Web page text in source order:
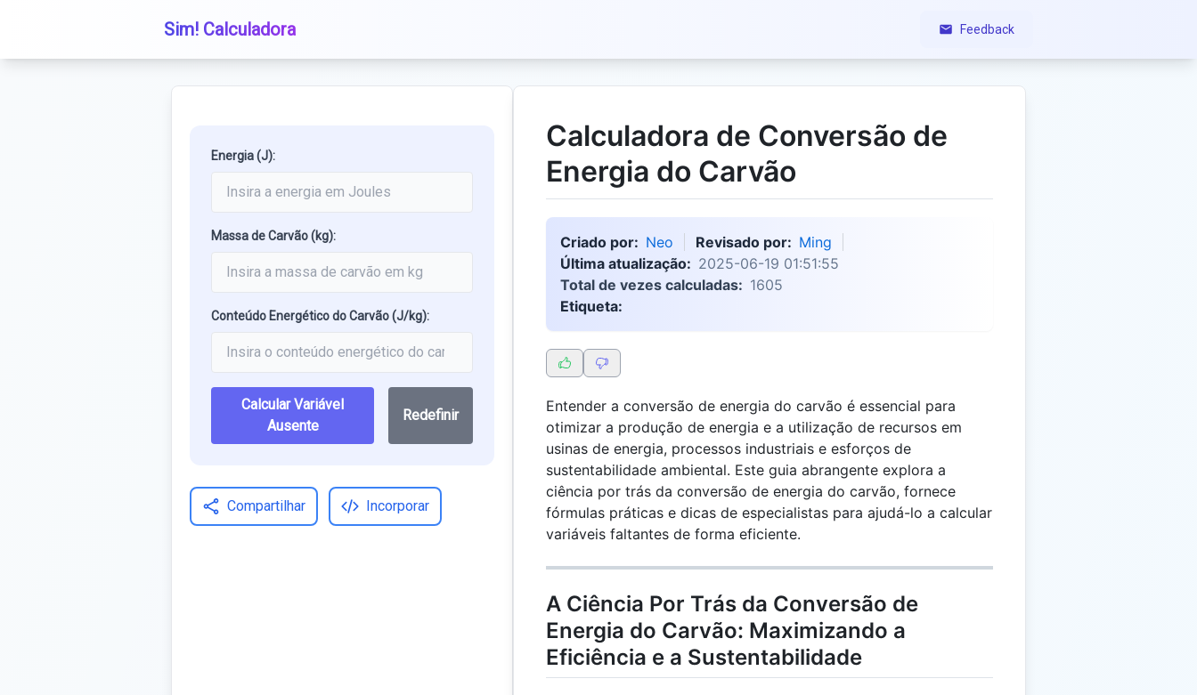
Sim! Calculadora Feedback
Energia (J):
Massa de Carvão (kg):
Conteúdo Energético do Carvão (J/kg):
Calcular Variável
Ausente
Redefinir
Compartilhar Incorporar
Calculadora de Conversão de
Energia do Carvão
Criado por: Neo Revisado por: Ming
Última atualização: 2025-06-19 01:51:55
Total de vezes calculadas: 1605
Etiqueta:
Entender a conversão de energia do carvão é essencial para
otimizar a produção de energia e a utilização de recursos em
usinas de energia, processos industriais e esforços de
sustentabilidade ambiental. Este guia abrangente explora a
ciência por trás da conversão de energia do carvão, fornece
fórmulas práticas e dicas de especialistas para ajudá-lo a calcular
variáveis ​​faltantes de forma eficiente.
A Ciência Por Trás da Conversão de
Energia do Carvão: Maximizando a
Eficiência e a Sustentabilidade